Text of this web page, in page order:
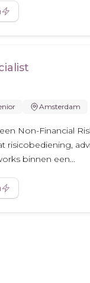
Amsterdam
Non-Financial
risicobediening,
binnen een...